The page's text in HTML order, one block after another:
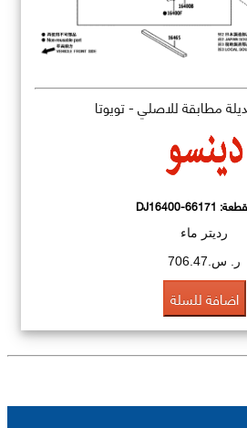
مطابقة للاصلي - تويوتا
DJ16400-66171
رديتر ماء
ر. س.706.47
اضافة للسلة